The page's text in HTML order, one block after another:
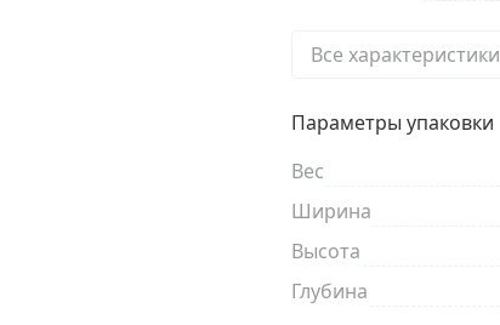
Все характеристики
Параметры упаковки
Вес
Ширина
Высота
Глубина